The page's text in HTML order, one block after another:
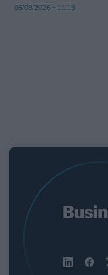
06/08/2026 - 11:19